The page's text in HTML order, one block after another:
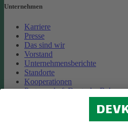
Unternehmen
Karriere
Presse
Das sind wir
Vorstand
Unternehmensberichte
Standorte
Kooperationen
Partnerschaft Deutsche Bahn